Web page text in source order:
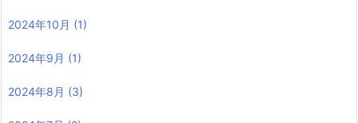
2024年10月 (1)
2024年9月 (1)
2024年8月 (3)